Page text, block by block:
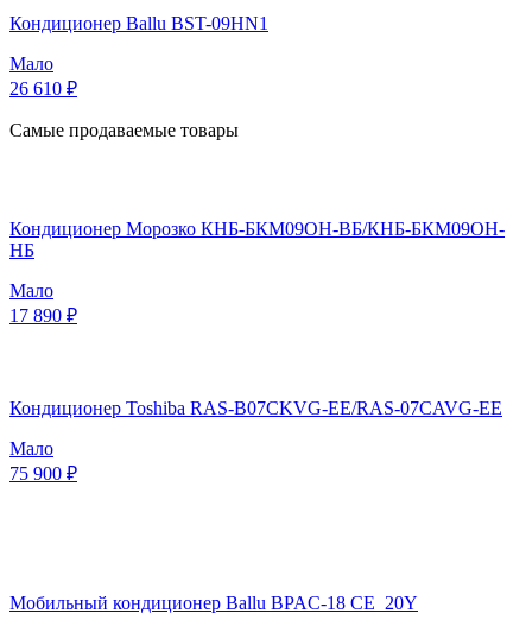
Кондиционер Ballu BST-09HN1
Мало
26 610 ₽
Самые продаваемые товары
Кондиционер Морозко КНБ-БКМ09ОН-ВБ/КНБ-БКМ09ОН-
НБ
Мало
17 890 ₽
Кондиционер Toshiba RAS-B07CKVG-EE/RAS-07CAVG-EE
Мало
75 900 ₽
Мобильный кондиционер Ballu BPAC-18 CE_20Y